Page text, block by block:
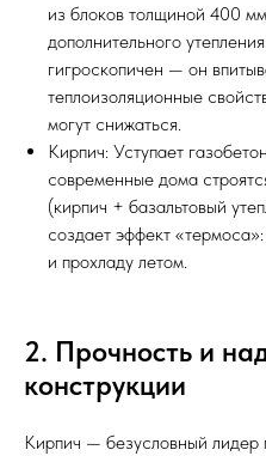
из блоков толщиной 400
дополнительного
гигроскопичен — он
теплоизоляционные
могут снижаться.
Кирпич: Уступает
современные дома
(кирпич + базальтовый
создает эффект
и прохладу летом.
2. Прочность и
конструкции
Кирпич — безусловный лидер